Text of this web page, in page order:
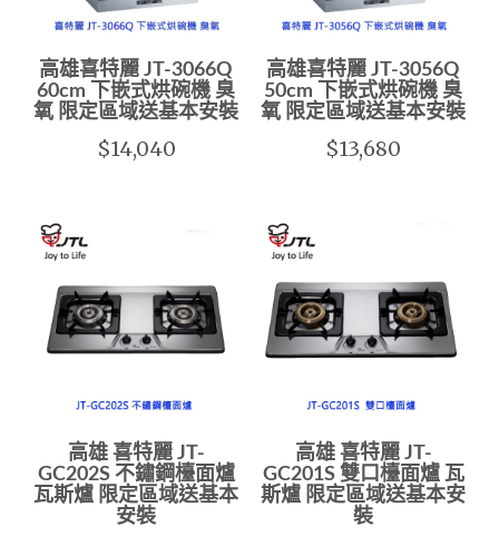
高雄喜特麗 JT-3066Q
60cm 下嵌式烘碗機 臭
氧 限定區域送基本安裝
$14,040
高雄喜特麗 JT-3056Q
50cm 下嵌式烘碗機 臭
氧 限定區域送基本安裝
$13,680
高雄 喜特麗 JT-
GC202S 不鏽鋼檯面爐
瓦斯爐 限定區域送基本
安裝
高雄 喜特麗 JT-
GC201S 雙口檯面爐 瓦
斯爐 限定區域送基本安
裝